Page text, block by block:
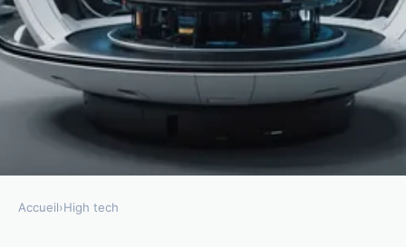
HIGH TECH
Accueil›High tech